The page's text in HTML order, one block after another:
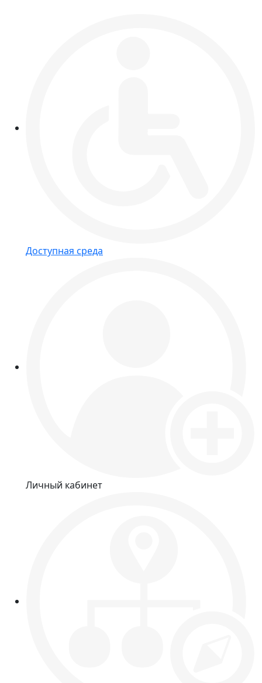
Доступная среда
Личный кабинет